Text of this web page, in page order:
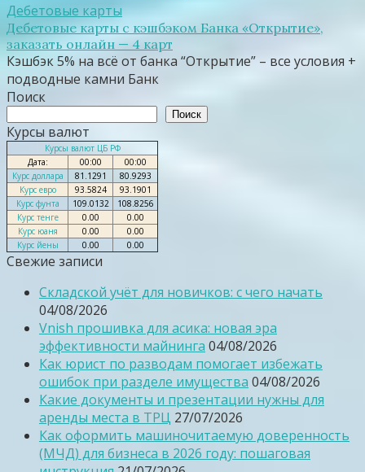
Дебетовые карты
Дебетовые карты c кэшбэком Банка «Открытие»,
заказать онлайн — 4 карт
Кэшбэк 5% на всё от банка “Открытие” – все условия +
подводные камни Банк
Поиск
Поиск
Курсы валют
Курсы валют ЦБ РФ
Дата:
00:00
00:00
Курс доллара
81.1291
80.9293
Курс евро
93.5824
93.1901
Курс фунта
109.0132
108.8256
Курс тенге
0.00
0.00
Курс юаня
0.00
0.00
Курс йены
0.00 0.00
Свежие записи
Складской учёт для новичков: с чего начать
04/08/2026
Vnish прошивка для асика: новая эра
эффективности майнинга 04/08/2026
Как юрист по разводам помогает избежать
ошибок при разделе имущества 04/08/2026
Какие документы и презентации нужны для
аренды места в ТРЦ 27/07/2026
Как оформить машиночитаемую доверенность
(МЧД) для бизнеса в 2026 году: пошаговая